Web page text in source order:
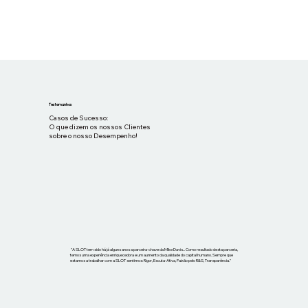
Testemunhos
Casos de Sucesso:
O que dizem os nossos Clientes
sobre o nosso Desempenho!
"A SLOT tem sido há já alguns anos a parceira-chave da Mike Davis... Como resultado desta parceria,
temos uma experiência enriquecedora e um aumento da qualidade do capital humano. Sempre que
estamos a trabalhar com a SLOT sentimos: Rigor, Escuta-Ativa, Paixão pelo R&S, Transparência."